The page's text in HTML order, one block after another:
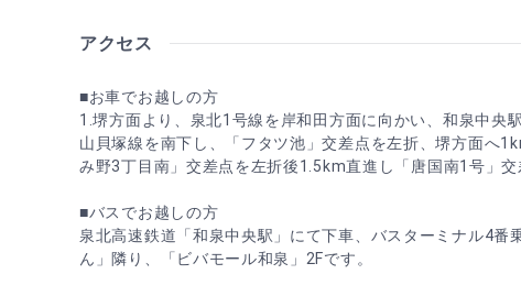
アクセス
■お車でお越しの方
1.堺方面より、泉北1号線を岸和田方面に向かい、和泉中央
山貝塚線を南下し、「フタツ池」交差点を左折、堺方面へ
み野3丁目南」交差点を左折後1.5km直進し「唐国南1号」
■バスでお越しの方
泉北高速鉄道「和泉中央駅」にて下車、バスターミナル4
ん」隣り、「ビバモール和泉」2Fです。